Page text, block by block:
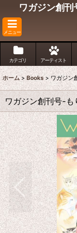
ワガジン創刊
メニュー
カテゴリ アーティスト
ホーム > Books > ワガジン
ワガジン創刊号-も